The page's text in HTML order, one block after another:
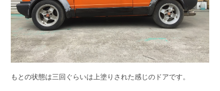
もとの状態は三回ぐらいは上塗りされた感じのドアです。